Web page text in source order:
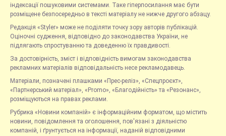
індексації пошуковими системами. Таке гіперпосилання має бути
розміщене безпосередньо в тексті матеріалу не нижче другого абзацу.
Редакція «Styler» може не поділяти точку зору авторів публікацій.
Оціночні судження, відповідно до законодавства України, не
підлягають спростуванню та доведенню їх правдивості.
За достовірність, зміст і відповідність вимогам законодавства
рекламних матеріалів відповідальність несе рекламодавець.
Матеріали, позначені плашками «Прес-реліз», «Спецпроєкт»,
«Партнерський матеріал», «Promo», «Благодійність» та «Резонанс»,
розміщуються на правах реклами.
Рубрика «Новини компаній» є інформаційним форматом, що містить
новини, повідомлення та оголошення, пов'язані з діяльністю
компаній, і ґрунтується на інформації, наданій відповідними